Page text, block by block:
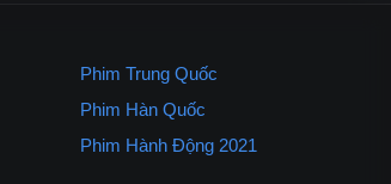
Phim Trung Quốc
Phim Hàn Quốc
Phim Hành Động 2021